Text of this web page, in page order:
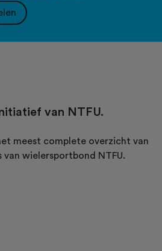
van NTFU.
meest complete overzicht van
wielersportbond NTFU.